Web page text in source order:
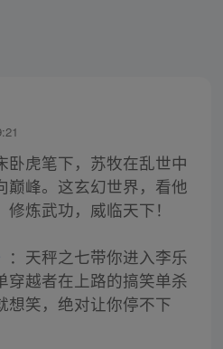
卧虎笔下，苏牧在乱世中
巅峰。这玄幻世界，看他
炼武功，威临天下！
：天秤之七带你进入李乐
穿越者在上路的搞笑单杀
想笑，绝对让你停不下